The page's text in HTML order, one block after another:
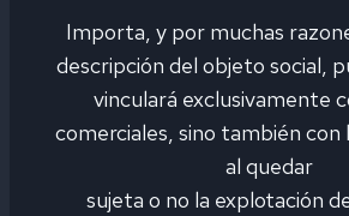
Importa, y por muchas
descripción del objeto social,
vinculará exclusivamente
comerciales, sino también
al quedar
sujeta o no la explotación